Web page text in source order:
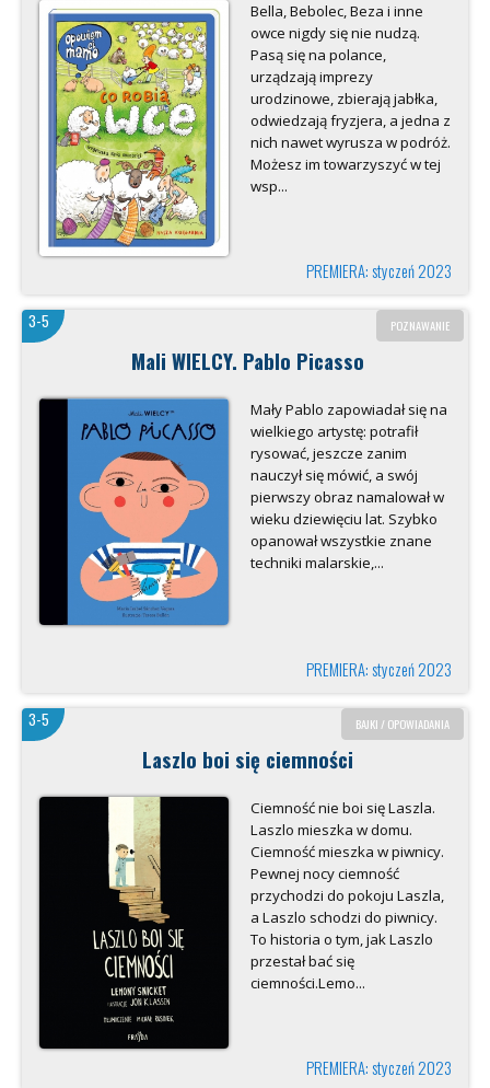
Bella, Bebolec, Beza i inne
owce nigdy się nie nudzą.
Pasą się na polance,
urządzają imprezy
urodzinowe, zbierają jabłka,
odwiedzają fryzjera, a jedna z
nich nawet wyrusza w podróż.
Możesz im towarzyszyć w tej
wsp...
PREMIERA: styczeń 2023
3-5 POZNAWANIE
Mali WIELCY. Pablo Picasso
Mały Pablo zapowiadał się na
wielkiego artystę: potrafił
rysować, jeszcze zanim
nauczył się mówić, a swój
pierwszy obraz namalował w
wieku dziewięciu lat. Szybko
opanował wszystkie znane
techniki malarskie,...
PREMIERA: styczeń 2023
3-5 BAJKI / OPOWIADANIA
Laszlo boi się ciemności
Ciemność nie boi się Laszla.
Laszlo mieszka w domu.
Ciemność mieszka w piwnicy.
Pewnej nocy ciemność
przychodzi do pokoju Laszla,
a Laszlo schodzi do piwnicy.
To historia o tym, jak Laszlo
przestał bać się
ciemności.Lemo...
PREMIERA: styczeń 2023